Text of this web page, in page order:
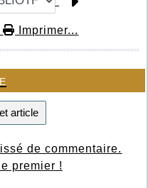
Imprimer...
article
de commentaire.
premier !